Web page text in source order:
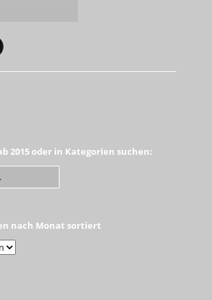
2015 oder in Kategorien suchen:
nach Monat sortiert